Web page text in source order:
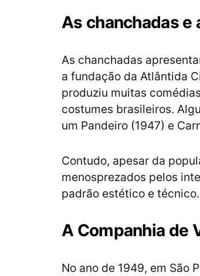
As chanchadas
As chanchadas
a fundação da Atlântida
produziu muitas
costumes brasileiros.
um Pandeiro (1947) e
Contudo, apesar da
menosprezados pelos
padrão estético e técnico.
A Companhia de
No ano de 1949, em São